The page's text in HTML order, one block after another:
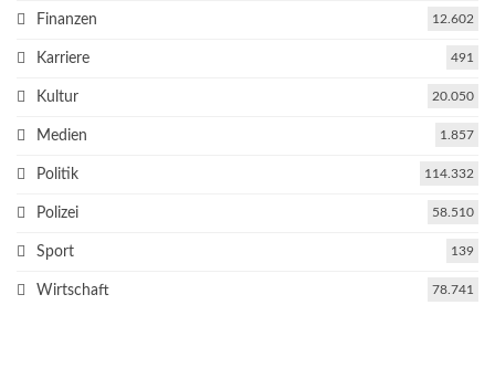
Finanzen 12.602
Karriere 491
Kultur 20.050
Medien 1.857
Politik 114.332
Polizei 58.510
Sport 139
Wirtschaft 78.741